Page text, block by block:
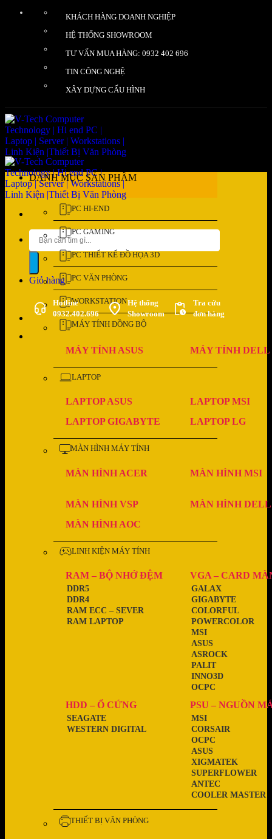
KHÁCH HÀNG DOANH NGHIỆP
HỆ THỐNG SHOWROOM
TƯ VẤN MUA HÀNG: 0932 402 696
TIN CÔNG NGHỆ
XÂY DỰNG CẤU HÌNH
Tìm
kiếm:
Giỏ hàng
Hotline
0932.402.696
Hệ thống
Showroom
Tra cứu
đơn hàng
DANH MỤC SẢN PHẨM
PC HI-END
PC GAMING
PC THIẾT KẾ ĐỒ HỌA 3D
PC VĂN PHÒNG
WORKSTATION
MÁY TÍNH ĐỒNG BỘ
MÁY TÍNH ASUS MÁY TÍNH DELL
LAPTOP
LAPTOP ASUS
LAPTOP MSI
LAPTOP GIGABYTE
LAPTOP LG
MÀN HÌNH MÁY TÍNH
MÀN HÌNH ACER MÀN HÌNH MSI
MÀN HÌNH VSP
MÀN HÌNH DELL
MÀN HÌNH AOC
LINH KIỆN MÁY TÍNH
RAM – BỘ NHỚ ĐỆM
RAM LAPTOP
RAM ECC – SEVER
DDR4
DDR5
VGA – CARD
OCPC
INNO3D
PALIT
ASROCK
ASUS
MSI
POWERCOLOR
COLORFUL
GIGABYTE
GALAX
HDD – Ổ CỨNG
WESTERN DIGITAL
SEAGATE
PSU – NGUỒN
COOLER MASTER
ANTEC
SUPERFLOWER
XIGMATEK
ASUS
OCPC
CORSAIR
MSI
THIẾT BỊ VĂN PHÒNG